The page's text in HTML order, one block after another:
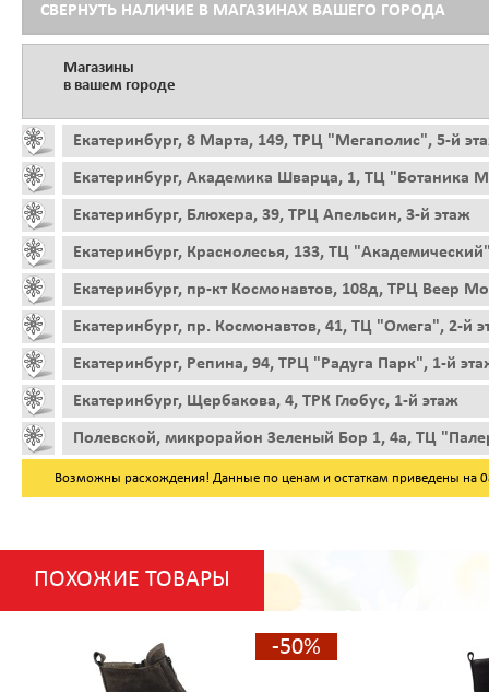
СВЕРНУТЬ НАЛИЧИЕ В МАГАЗИНАХ ВАШЕГО ГОРОДА
Магазины
в вашем городе
Екатеринбург, 8 Марта, 149, ТРЦ "Мегаполис", 5-й
Екатеринбург, Академика Шварца, 1, ТЦ "Ботаника
Екатеринбург, Блюхера, 39, ТРЦ Апельсин, 3-й этаж
Екатеринбург, Краснолесья, 133, ТЦ
Екатеринбург, пр-кт Космонавтов, 108д, ТРЦ Веер
Екатеринбург, пр. Космонавтов, 41, ТЦ "Омега", 2-й
Екатеринбург, Репина, 94, ТРЦ "Радуга Парк", 1-й
Екатеринбург, Щербакова, 4, ТРК Глобус, 1-й этаж
Полевской, микрорайон Зеленый Бор 1, 4а, ТЦ
Возможны расхождения! Данные по ценам и остаткам приведены на
ПОХОЖИЕ ТОВАРЫ
-50%